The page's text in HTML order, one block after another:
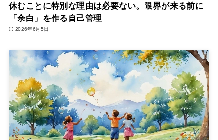
休むことに特別な理由は必要ない。限界が来る前に
「余白」を作る自己管理
2026年6月5日